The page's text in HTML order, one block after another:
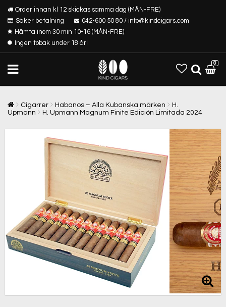
Order innan kl 12 skickas samma dag (MÅN-FRE)
Säker betalning
042-600 50 80 / info@kindcigars.com
Hämta inom 30 min 10-16 (MÅN-FRE)
Ingen tobak under 18 år!
0
Cigarrer Habanos – Alla Kubanska märken
H.
Upmann
H. Upmann Magnum Finite Edición Limitada 2024